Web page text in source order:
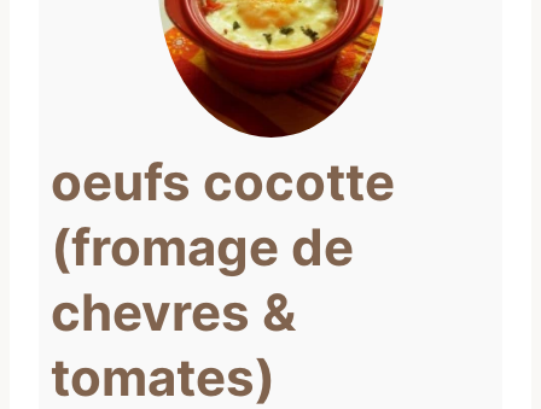
oeufs cocotte
(fromage de
chevres &
tomates)